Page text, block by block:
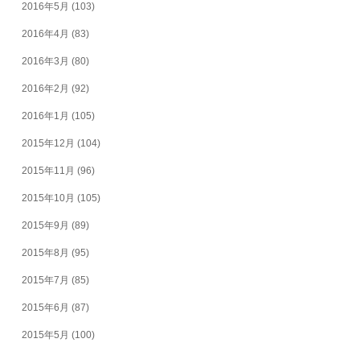
2016年5月 (103)
2016年4月 (83)
2016年3月 (80)
2016年2月 (92)
2016年1月 (105)
2015年12月 (104)
2015年11月 (96)
2015年10月 (105)
2015年9月 (89)
2015年8月 (95)
2015年7月 (85)
2015年6月 (87)
2015年5月 (100)